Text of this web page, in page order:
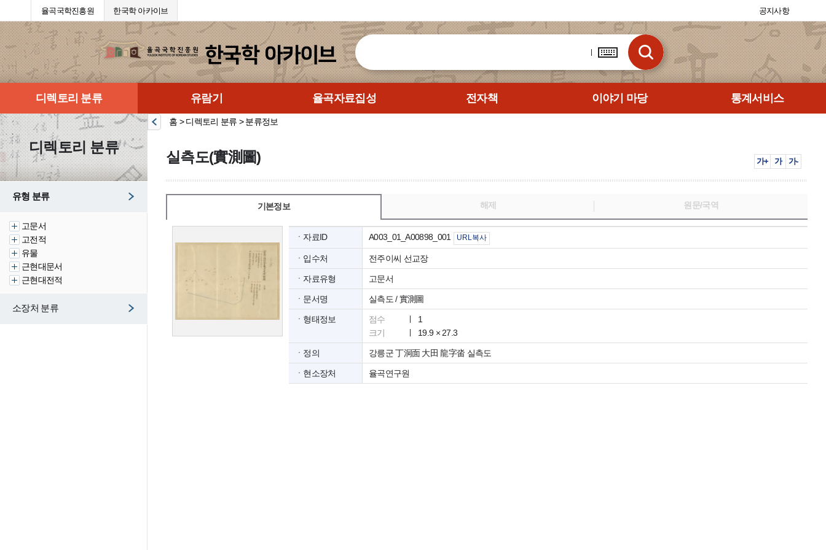
율곡국학진흥원 한국학 아카이브 공지사항
디렉토리 분류 유람기 율곡자료집성 전자책 이야기 마당 통계서비스
디렉토리 분류
유형 분류
고문서
고전적
유물
근현대문서
근현대전적
소장처 분류
홈 > 디렉토리 분류 > 분류정보
실측도(實測圖) 가+ 가 가-
기본정보 해제 원문/국역
ㆍ자료ID A003_01_A00898_001 URL복사
ㆍ입수처 전주이씨 선교장
ㆍ자료유형 고문서
ㆍ문서명 실측도 / 實測圖
ㆍ형태정보 점수
1
크기
19.9 × 27.3
ㆍ정의 강릉군 丁洞面 大田 龍字畓 실측도
ㆍ현소장처 율곡연구원